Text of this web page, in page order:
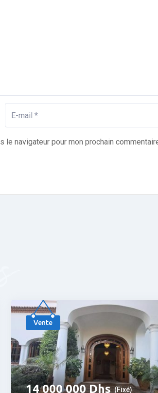
le navigateur pour mon prochain
Vente
14 000 000Dhs (Fixé)